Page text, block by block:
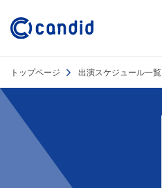
トップページ 出演スケジュール一覧